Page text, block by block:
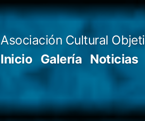
Asociación Cultural
Inicio Galería Noticias